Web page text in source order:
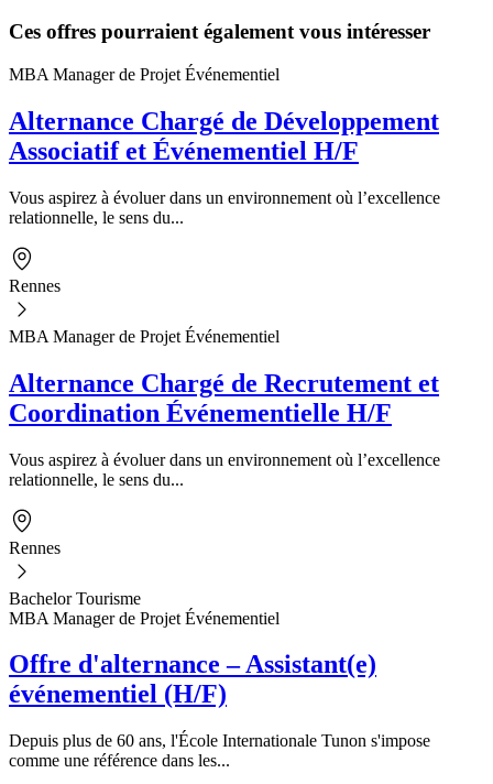
Ces offres pourraient également vous intéresser
MBA Manager de Projet Événementiel
Alternance Chargé de Développement
Associatif et Événementiel H/F
Vous aspirez à évoluer dans un environnement où l’excellence
relationnelle, le sens du...
Rennes
MBA Manager de Projet Événementiel
Alternance Chargé de Recrutement et
Coordination Événementielle H/F
Vous aspirez à évoluer dans un environnement où l’excellence
relationnelle, le sens du...
Rennes
Bachelor Tourisme
MBA Manager de Projet Événementiel
Offre d'alternance – Assistant(e)
événementiel (H/F)
Depuis plus de 60 ans, l'École Internationale Tunon s'impose
comme une référence dans les...